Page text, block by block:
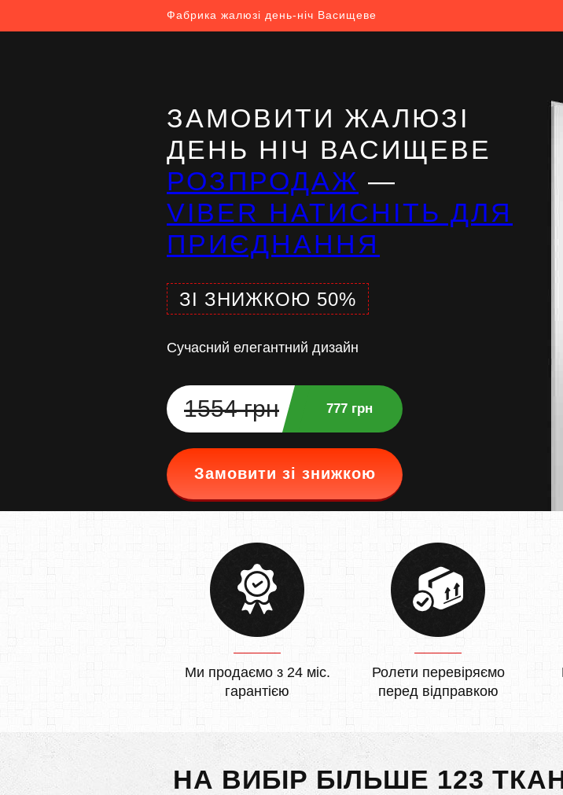
Фабрика жалюзі день-ніч Васищеве
ЗАМОВИТИ ЖАЛЮЗІ
ДЕНЬ НІЧ ВАСИЩЕВЕ
РОЗПРОДАЖ —
VIBER НАТИСНІТЬ ДЛЯ
ПРИЄДНАННЯ
ЗІ ЗНИЖКОЮ 50%
Сучасний елегантний дизайн
1554 грн 777 грн
Замовити зі знижкою
Ми продаємо з 24 міс.
гарантією
Ролети перевіряємо
перед відправкою
НА ВИБІР БІЛЬШЕ 123